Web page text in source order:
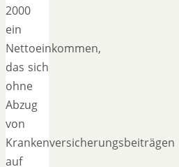
2000
ein
Nettoeinkommen,
das sich
ohne
Abzug
von
Krankenversicherungsbeiträgen
auf